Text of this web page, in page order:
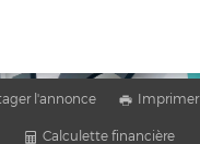
l'annonce Imprimer
Calculette financière